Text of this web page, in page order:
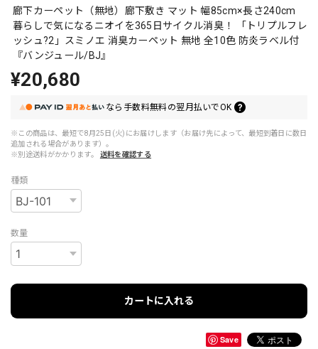
廊下カーペット（無地）廊下敷き マット 幅85cm×長さ240cm
暮らしで気になるニオイを365日サイクル消臭！ 「トリプルフレ
ッシュ?2」スミノエ 消臭カーペット 無地 全10色 防炎ラベル付
『バンジュール/BJ』
¥20,680
なら 手数料無料の翌月払いでOK
※この商品は、最短で8月25日(火)にお届けします（お届け先によって、最短到着日に数日
追加される場合があります）。
※別途送料がかかります。
送料を確認する
種類
数量
カートに入れる
Save